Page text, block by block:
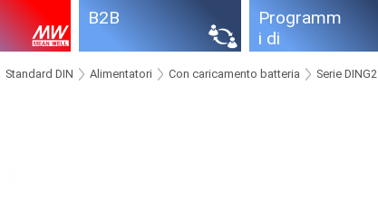
B2B
Programm
i di
one
Standard DIN Alimentatori Con caricamento batteria Serie DING2